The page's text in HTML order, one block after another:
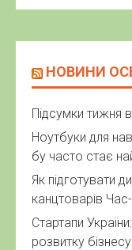
НОВИНИ
Підсумки тижня в
Ноутбуки для
бу часто стає
Як підготувати
канцтоварів
Стартапи
розвитку бізнесу